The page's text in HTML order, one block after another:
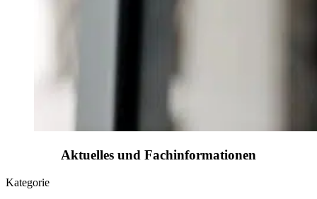
Aktuelles und Fachinformationen
Kategorie